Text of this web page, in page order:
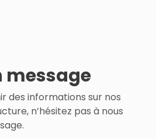
message
des informations sur nos
n’hésitez pas à nous